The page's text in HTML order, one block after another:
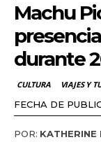
Machu
durante
CULTURA VIAJES Y
FECHA DE
POR: KATHERINE